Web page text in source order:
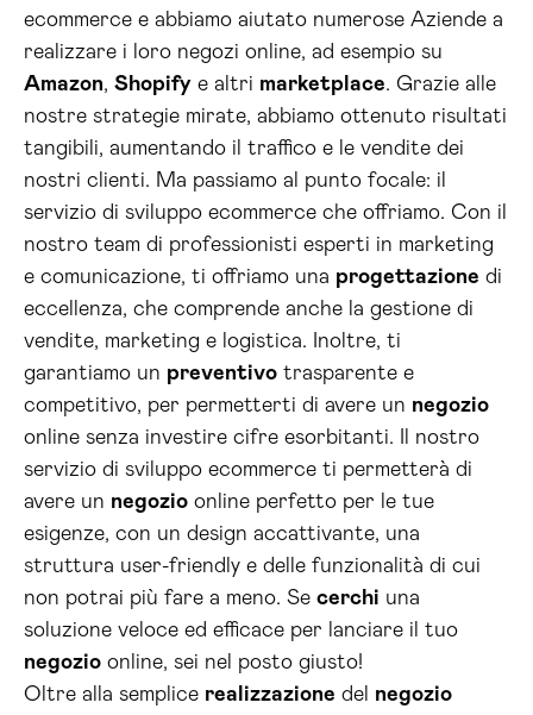
ecommerce e abbiamo aiutato numerose Aziende a
realizzare i loro negozi online, ad esempio su
Amazon, Shopify e altri marketplace. Grazie alle
nostre strategie mirate, abbiamo ottenuto risultati
tangibili, aumentando il traffico e le vendite dei
nostri clienti. Ma passiamo al punto focale: il
servizio di sviluppo ecommerce che offriamo. Con il
nostro team di professionisti esperti in marketing
e comunicazione, ti offriamo una progettazione di
eccellenza, che comprende anche la gestione di
vendite, marketing e logistica. Inoltre, ti
garantiamo un preventivo trasparente e
competitivo, per permetterti di avere un negozio
online senza investire cifre esorbitanti. Il nostro
servizio di sviluppo ecommerce ti permetterà di
avere un negozio online perfetto per le tue
esigenze, con un design accattivante, una
struttura user-friendly e delle funzionalità di cui
non potrai più fare a meno. Se cerchi una
soluzione veloce ed efficace per lanciare il tuo
negozio online, sei nel posto giusto!
Oltre alla semplice realizzazione del negozio